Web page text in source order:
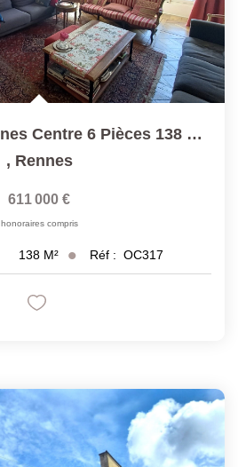
Appartement Rennes Centre 6 Pièces 138 M² Habitables...
, Rennes
611 000 €
honoraires compris
138 M² Réf : OC317